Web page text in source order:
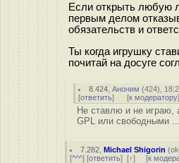
Если открыть любую
первым делом
обязательств и
Ты когда игрушку
почитай на досуге
8.424 ,Аноним (424),
[ответить] [к модератору]
Не ставлю и не играю,
GPL или свободными ...
7.282 ,Michael Shigorin (ok
[^^^] [ответить] [↑] [к